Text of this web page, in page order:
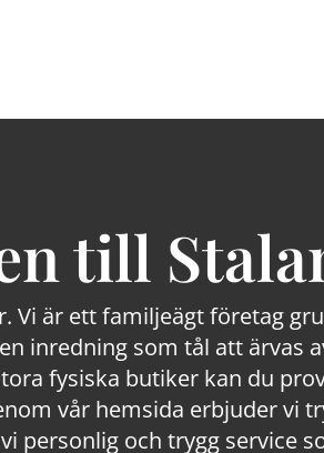
till
är ett familjeägt företag
inredning som tål att ärvas
fysiska butiker kan du
vår hemsida erbjuder vi
personlig och trygg service